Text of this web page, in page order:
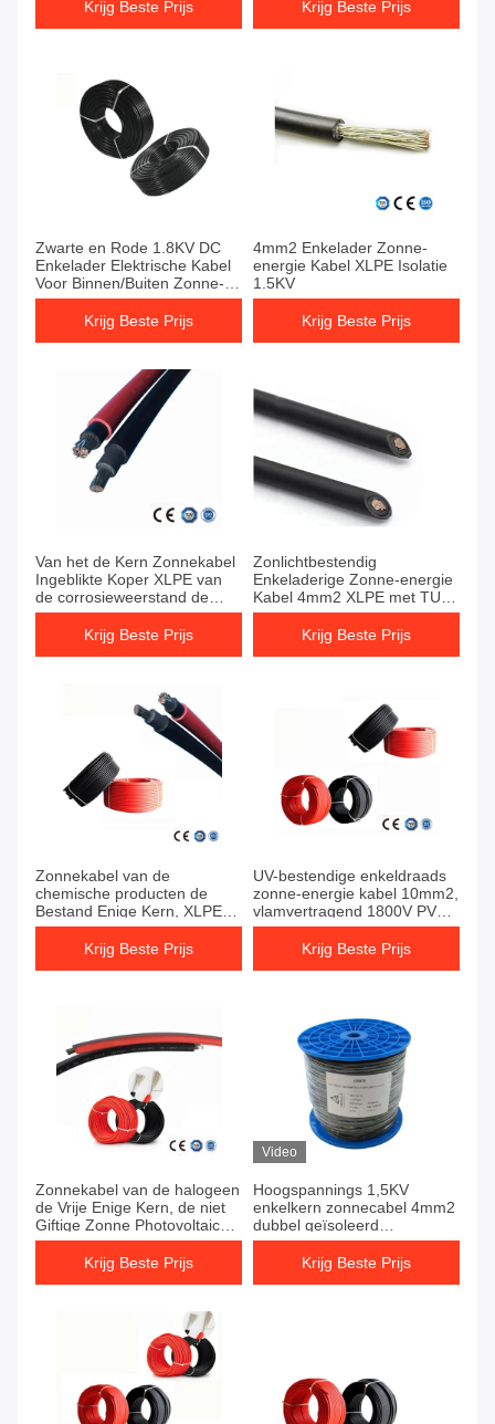
Krijg Beste Prijs
Zwarte of Rood
Krijg Beste Prijs
Zwarte en Rode 1.8KV DC
Enkelader Elektrische Kabel
Voor Binnen/Buiten Zonne-
installaties
Krijg Beste Prijs
4mm2 Enkelader Zonne-
energie Kabel XLPE Isolatie
1.5KV
Krijg Beste Prijs
Van het de Kern Zonnekabel
Ingeblikte Koper XLPE van
de corrosieweerstand de
Enige Dubbele Isolatie
Krijg Beste Prijs
Zonlichtbestendig
Enkeladerige Zonne-energie
Kabel 4mm2 XLPE met TUV
Standaard
Krijg Beste Prijs
Zonnekabel van de
chemische producten de
Bestand Enige Kern, XLPE-
Isolatie Zonnegelijkstroom
Kabel 10mm2
Krijg Beste Prijs
UV-bestendige enkeldraads
zonne-energie kabel 10mm2,
vlamvertragend 1800V PV
DC kabel
Krijg Beste Prijs
Zonnekabel van de halogeen
de Vrije Enige Kern, de niet
Giftige Zonne Photovoltaic
Kabel van 6mm2
Krijg Beste Prijs
Video
Hoogspannings 1,5KV
enkelkern zonnecabel 4mm2
dubbel geïsoleerd
enkelkernkabel
Krijg Beste Prijs